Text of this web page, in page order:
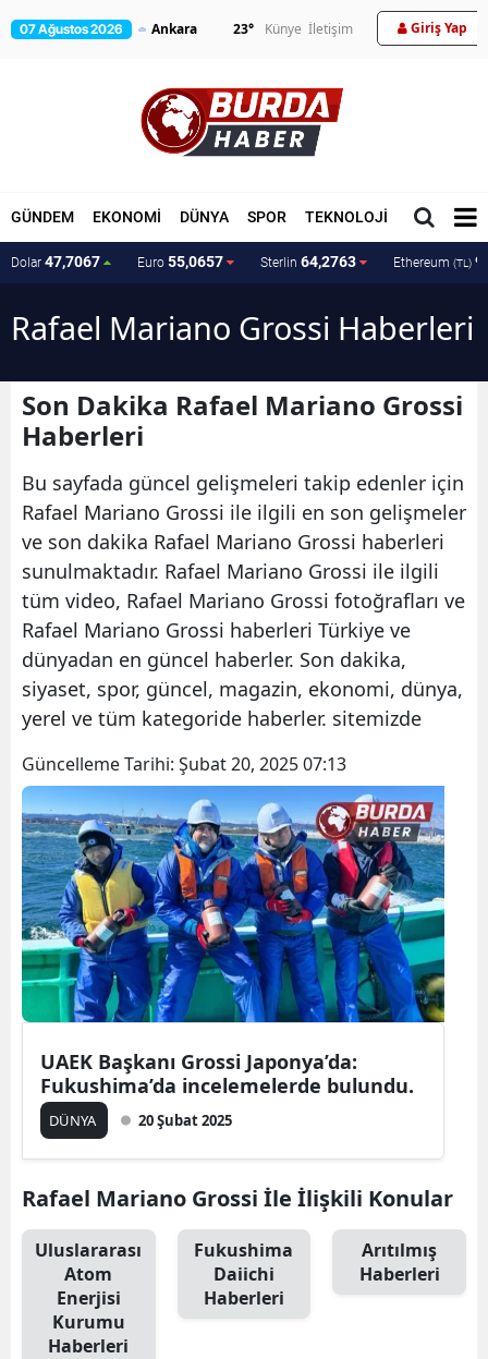
07 Ağustos 2026 23° Künye İletişim Giriş Yap
GÜNDEM EKONOMİ DÜNYA SPOR TEKNOLOJİ MAGAZİN
Dolar 47,7067 Euro 55,0657 Sterlin 64,2763 Ethereum (TL)
Rafael Mariano Grossi Haberleri
Son Dakika Rafael Mariano Grossi
Haberleri
Bu sayfada güncel gelişmeleri takip edenler için
Rafael Mariano Grossi ile ilgili en son gelişmeler
ve son dakika Rafael Mariano Grossi haberleri
sunulmaktadır. Rafael Mariano Grossi ile ilgili
tüm video, Rafael Mariano Grossi fotoğrafları ve
Rafael Mariano Grossi haberleri Türkiye ve
dünyadan en güncel haberler. Son dakika,
siyaset, spor, güncel, magazin, ekonomi, dünya,
yerel ve tüm kategoride haberler. sitemizde
Güncelleme Tarihi: Şubat 20, 2025 07:13
UAEK Başkanı Grossi Japonya’da:
Fukushima’da incelemelerde bulundu.
DÜNYA 20 Şubat 2025
Rafael Mariano Grossi İle İlişkili Konular
Uluslararası
Atom
Enerjisi
Kurumu
Haberleri
Fukushima
Daiichi
Haberleri
Arıtılmış
Haberleri